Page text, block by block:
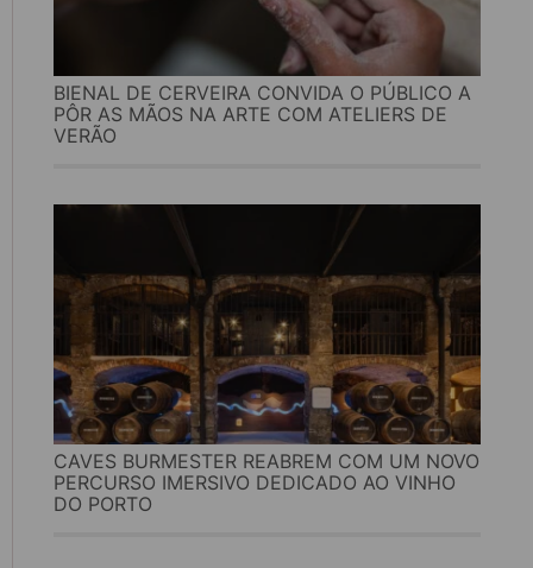
BIENAL DE CERVEIRA CONVIDA O PÚBLICO A
PÔR AS MÃOS NA ARTE COM ATELIERS DE
VERÃO
CAVES BURMESTER REABREM COM UM NOVO
PERCURSO IMERSIVO DEDICADO AO VINHO
DO PORTO